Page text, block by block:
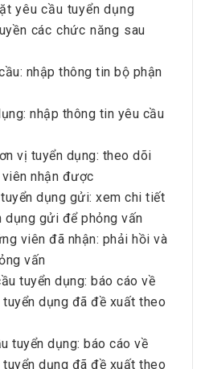
yêu cầu tuyển dụng
các chức năng sau
nhập thông tin bộ phận
nhập thông tin yêu cầu
vị tuyển dụng: theo dõi
nhận được
dụng gửi: xem chi tiết
dụng gửi để phỏng vấn
viên đã nhận: phải hồi và
vấn
tuyển dụng: báo cáo về
dụng đã đề xuất theo
tuyển dụng: báo cáo về
dụng đã đề xuất theo